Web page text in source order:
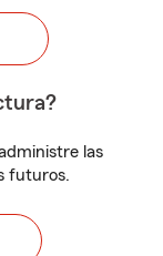
las
futuros.